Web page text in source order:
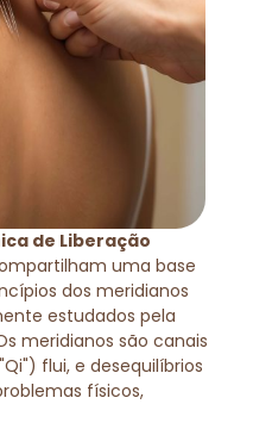
de Liberação
uma base
dos meridianos
estudados pela
meridianos são canais
flui, e desequilíbrios
físicos,